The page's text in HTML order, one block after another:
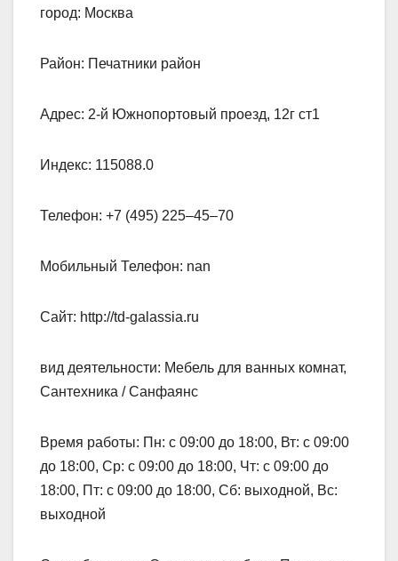
город: Москва
Район: Печатники район
Адрес: 2-й Южнопортовый проезд, 12г ст1
Индекс: 115088.0
Телефон: +7 (495) 225‒45‒70
Мобильный Телефон: nan
Сайт: http://td-galassia.ru
вид деятельности: Мебель для ванных комнат,
Сантехника / Санфаянс
Время работы: Пн: с 09:00 до 18:00, Вт: с 09:00
до 18:00, Ср: с 09:00 до 18:00, Чт: с 09:00 до
18:00, Пт: с 09:00 до 18:00, Сб: выходной, Вс:
выходной